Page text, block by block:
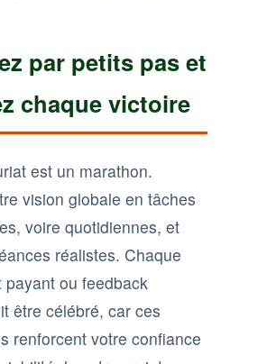
par petits pas et
chaque victoire
est un marathon.
vision globale en tâches
voire quotidiennes, et
réalistes. Chaque
payant ou feedback
être célébré, car ces
renforcent votre confiance